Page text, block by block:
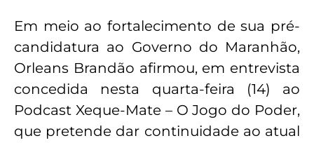
Em meio ao fortalecimento de sua pré-
candidatura ao Governo do Maranhão,
Orleans Brandão afirmou, em entrevista
concedida nesta quarta-feira (14) ao
Podcast Xeque-Mate – O Jogo do Poder,
que pretende dar continuidade ao atual